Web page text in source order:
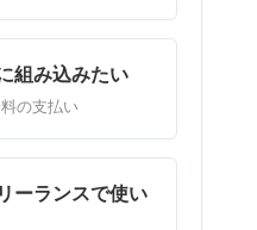
組み込みたい
の支払い
ーランスで使い